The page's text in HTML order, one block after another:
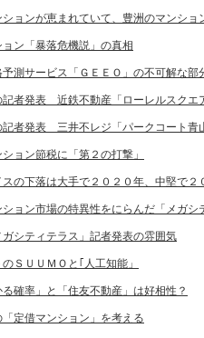
ョンが恵まれていて、豊洲のマンショ
ン「暴落危機説」の真相
測サービス「ＧＥＥＯ」の不可解な部
記者発表 近鉄不動産「ローレルスクエ
記者発表 三井不レジ「パークコート青
ョン節税に「第２の打撃」
の下落は大手で２０２０年、中堅で２
ョン市場の特異性をにらんだ「メガシ
シティテラス」記者発表の雰囲気
ＳＵＵＭＯと｢人工知能」
確率」と「住友不動産」は好相性？
定借マンション」を考える